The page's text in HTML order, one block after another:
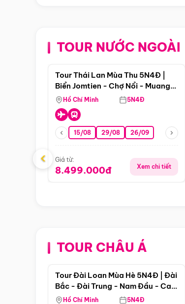
TOUR NƯỚC NGOÀI
Điểm nổi bật
Tour Thái Lan Mùa Thu 5N4Đ |
Biển Jomtien - Chợ Nổi - Muang
Boran - Suanthai
Hồ Chí Minh 5N4Đ
15/08 29/08 26/09
Giá từ:
8.499.000đ Xem chi tiết
‹
TOUR CHÂU ÁĐiểm nổi bật
Tour Đài Loan Mùa Hè 5N4Đ | Đài
Bắc - Đài Trung - Nam Đầu - Cao
Hùng ( Bay Vn)
Hồ Chí Minh 5N4Đ